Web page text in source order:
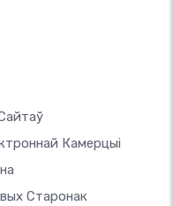
Камерцыі
Старонак